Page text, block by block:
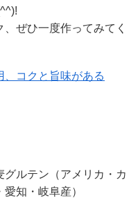
ぜひ一度作ってみてく
コクと旨味がある
ルテン（アメリカ・カ
知・岐阜産）